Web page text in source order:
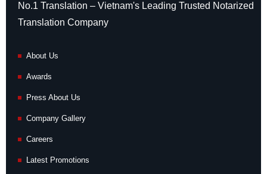
No.1 Translation – Vietnam's Leading Trusted Notarized
Translation Company
About Us
Awards
Press About Us
Company Gallery
Careers
Latest Promotions